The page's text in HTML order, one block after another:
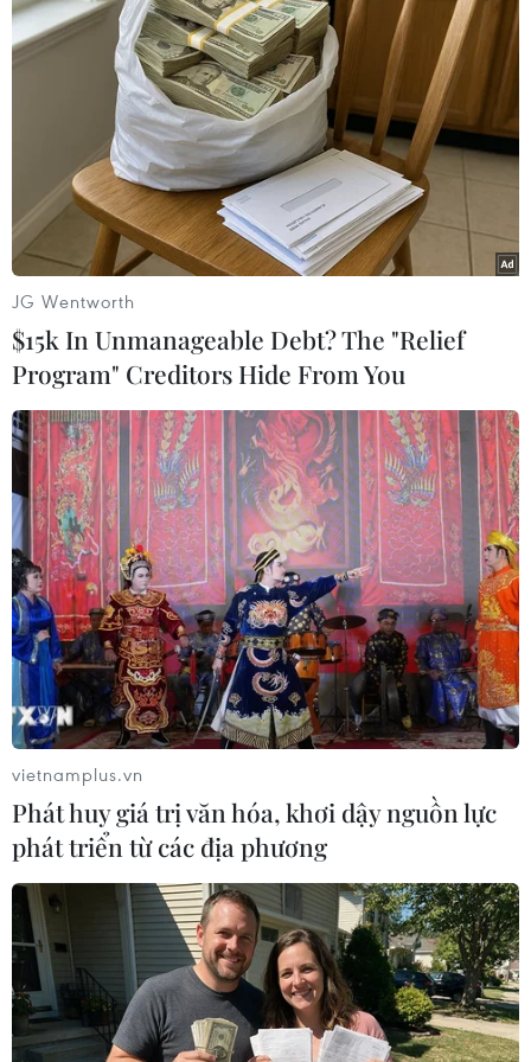
và giảm sự phụ thuộc của nền kinh tế này vào
sự hỗ trợ chính sách.
Tại Khu vực sử dụng đồng euro, tốc độ tăng
trưởng giảm sút đáng kể, xuống mức chỉ 1%, do
tăng trưởng chậm lại của kinh tế Đức và mối đe
dọa từ việc Anh ra khỏi Liên minh châu Âu.
Trong khi đó, kinh tế Nhật Bản đang chứng
kiến sự yếu kém của lĩnh vực chế tạo và xuất
khẩu, và nền kinh tế sẽ tiếp tục tăng trưởng
chậm lại, với mức tăng trưởng được dự báo chỉ
đạt 0,7%.
Báo cáo nhấn mạnh, đà phục hồi của các nền
kinh tế đang phát triển và thị trường mới nổi sẽ
không diễn ra đều khắp, khi khoảng 1/3 trong
số này sẽ tăng trưởng chậm lại, do xuất khẩu và
đầu tư yếu hơn dự kiến./.
(TTXVN/Vietnam+)
JG Wentworth
$15k In Unmanageable Debt? The "Relief
Program" Creditors Hide From You
vietnamplus.vn
Phát huy giá trị văn hóa, khơi dậy nguồn lực
phát triển từ các địa phương